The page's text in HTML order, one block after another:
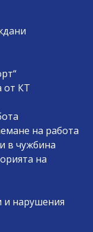
от КТ
на работа
в чужбина
на
и нарушения